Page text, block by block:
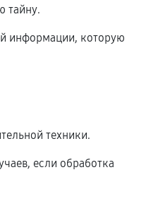
тайну.
информации, которую
техники.
если обработка